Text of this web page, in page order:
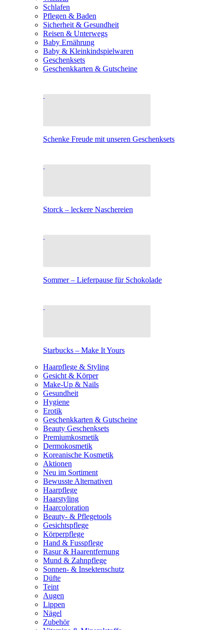
Schlafen
Pflegen & Baden
Sicherheit & Gesundheit
Reisen & Unterwegs
Baby Ernährung
Baby & Kleinkindspielwaren
Geschenksets
Geschenkkarten & Gutscheine
Schenke Freude mit unseren Geschenksets
Storck – leckere Naschereien
Sommer – Lieferpause für Schokolade
Starbucks – Make It Yours
Haarpflege & Styling
Gesicht & Körper
Make-Up & Nails
Gesundheit
Hygiene
Erotik
Geschenkkarten & Gutscheine
Beauty Geschenksets
Premiumkosmetik
Dermokosmetik
Koreanische Kosmetik
Aktionen
Neu im Sortiment
Bewusste Alternativen
Haarpflege
Haarstyling
Haarcoloration
Beauty- & Pflegetools
Gesichtspflege
Körperpflege
Hand & Fusspflege
Rasur & Haarentfernung
Mund & Zahnpflege
Sonnen- & Insektenschutz
Düfte
Teint
Augen
Lippen
Nägel
Zubehör